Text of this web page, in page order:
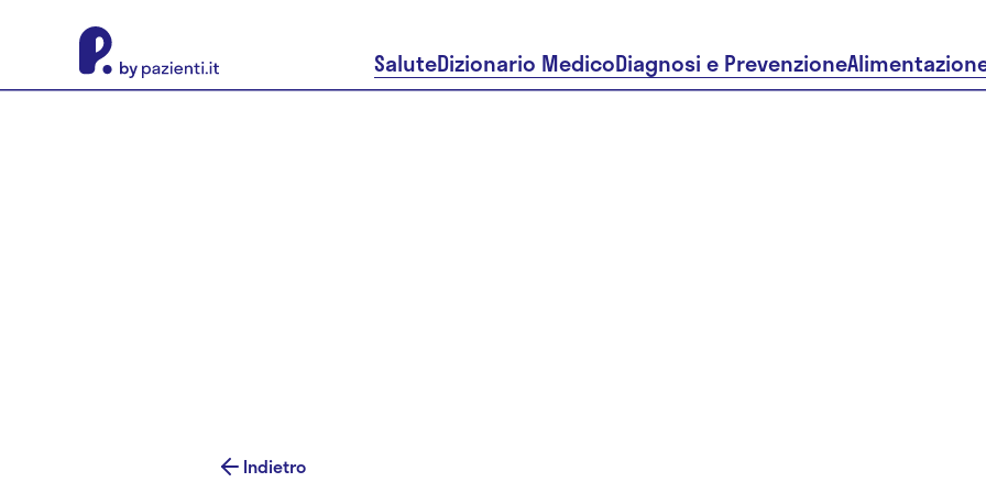
SaluteDizionario MedicoDiagnosi e Prevenzione
Indietro